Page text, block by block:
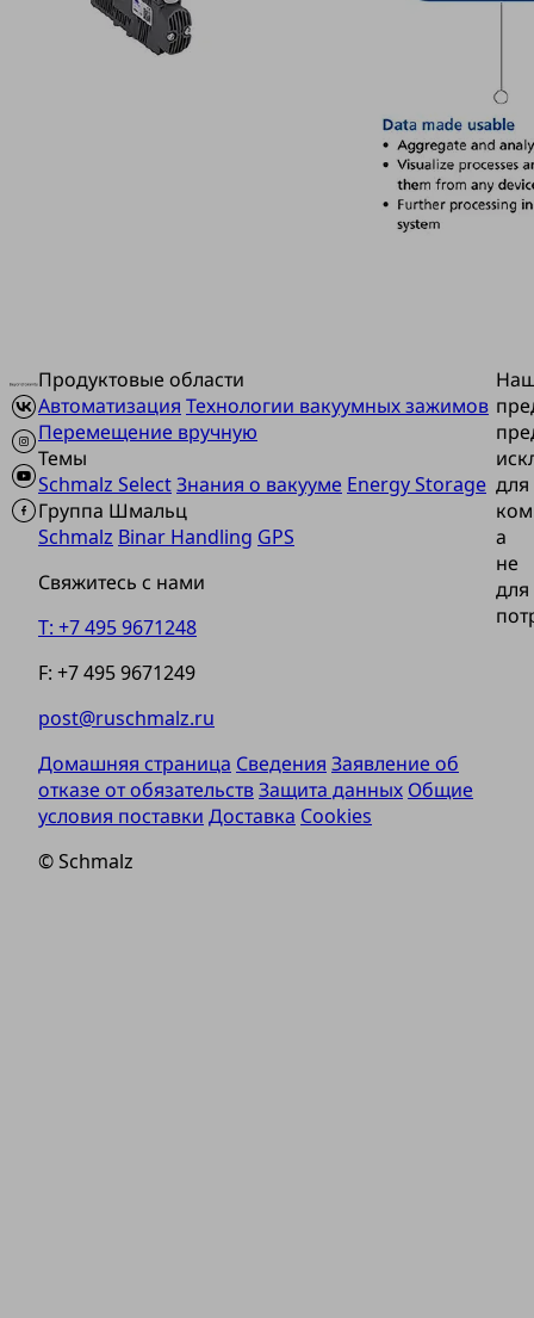
Продуктовые области
Автоматизация Технологии вакуумных зажимов
Перемещение вручную
Темы
Schmalz SelectЗнания о вакууме Energy Storage
Группа Шмальц
Schmalz Binar Handling GPS
Свяжитесь с нами
T: +7 495 9671248
F: +7 495 9671249
post@ruschmalz.ru
для
а
не
для
Домашняя страница Сведения Заявление об
отказе от обязательствЗащита данных Общие
условия поставки Доставка Cookies
© Schmalz